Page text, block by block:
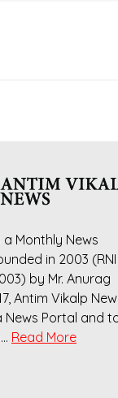
Monthly News
in 2003 (RNI
by Mr. Anurag
Antim Vikalp
News Portal and
Read More